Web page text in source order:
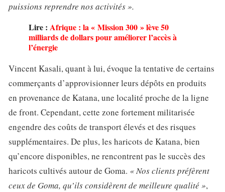
puissions reprendre nos activités ».
Lire : Afrique : la « Mission 300 » lève 50
milliards de dollars pour améliorer l’accès à
l’énergie
Vincent Kasali, quant à lui, évoque la tentative de certains
commerçants d’approvisionner leurs dépôts en produits
en provenance de Katana, une localité proche de la ligne
de front. Cependant, cette zone fortement militarisée
engendre des coûts de transport élevés et des risques
supplémentaires. De plus, les haricots de Katana, bien
qu’encore disponibles, ne rencontrent pas le succès des
haricots cultivés autour de Goma. « Nos clients préfèrent
ceux de Goma, qu’ils considèrent de meilleure qualité »,